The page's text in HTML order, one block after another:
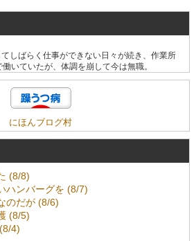
しばらく仕事ができない日々が続き、作業所
いていたが、体調を崩して今は無職。
にほんブログ村
(8/8)
ハンバーグを (8/7)
のだが (8/6)
(8/5)
4)